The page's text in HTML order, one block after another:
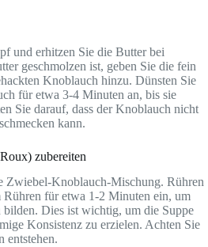
und erhitzen Sie die Butter bei
geschmolzen ist, geben Sie die fein
Knoblauch hinzu. Dünsten Sie
für etwa 3-4 Minuten an, bis sie
Sie darauf, dass der Knoblauch nicht
kann.
zubereiten
Zwiebel-Knoblauch-Mischung. Rühren
Rühren für etwa 1-2 Minuten ein, um
Dies ist wichtig, um die Suppe
Konsistenz zu erzielen. Achten Sie
entstehen.